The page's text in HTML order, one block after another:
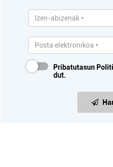
Pribatutasun
dut.